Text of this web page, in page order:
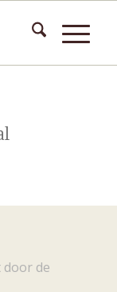
door de